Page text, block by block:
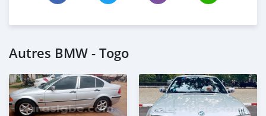
Autres BMW - Togo